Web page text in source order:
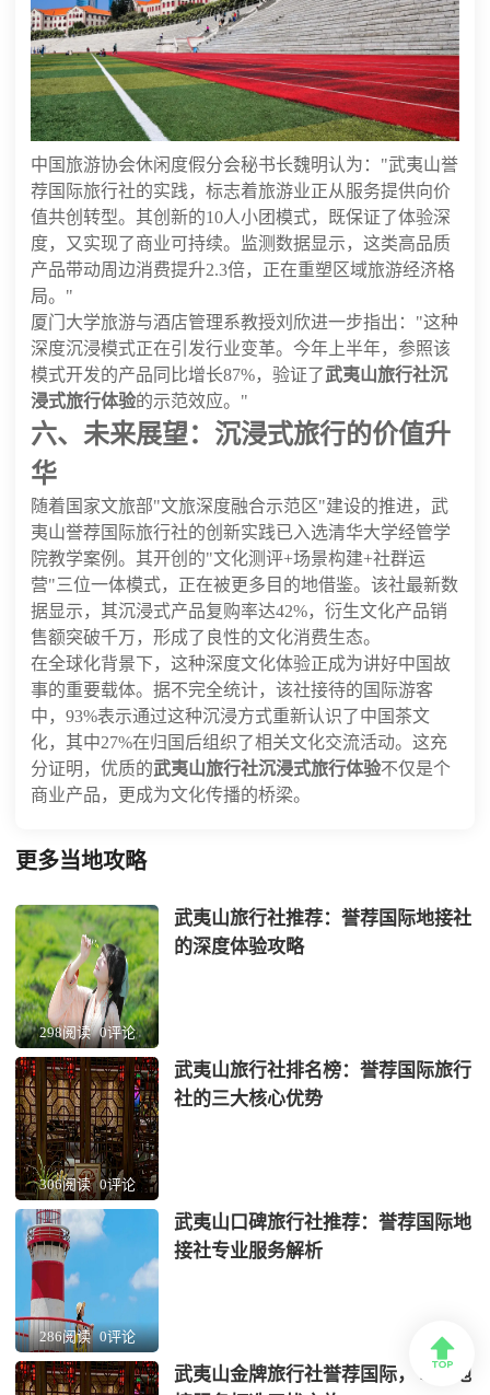
中国旅游协会休闲度假分会秘书长魏明认为："武夷山誉
荐国际旅行社的实践，标志着旅游业正从服务提供向价
值共创转型。其创新的10人小团模式，既保证了体验深
度，又实现了商业可持续。监测数据显示，这类高品质
产品带动周边消费提升2.3倍，正在重塑区域旅游经济格
局。"
厦门大学旅游与酒店管理系教授刘欣进一步指出："这种
深度沉浸模式正在引发行业变革。今年上半年，参照该
模式开发的产品同比增长87%，验证了武夷山旅行社沉
浸式旅行体验的示范效应。"
六、未来展望：沉浸式旅行的价值升
华
随着国家文旅部"文旅深度融合示范区"建设的推进，武
夷山誉荐国际旅行社的创新实践已入选清华大学经管学
院教学案例。其开创的"文化测评+场景构建+社群运
营"三位一体模式，正在被更多目的地借鉴。该社最新数
据显示，其沉浸式产品复购率达42%，衍生文化产品销
售额突破千万，形成了良性的文化消费生态。
在全球化背景下，这种深度文化体验正成为讲好中国故
事的重要载体。据不完全统计，该社接待的国际游客
中，93%表示通过这种沉浸方式重新认识了中国茶文
化，其中27%在归国后组织了相关文化交流活动。这充
分证明，优质的武夷山旅行社沉浸式旅行体验不仅是个
商业产品，更成为文化传播的桥梁。
更多当地攻略
298阅读 0评论
武夷山旅行社推荐：誉荐国际地接社
的深度体验攻略
306阅读 0评论
武夷山旅行社排名榜：誉荐国际旅行
社的三大核心优势
286阅读 0评论
武夷山口碑旅行社推荐：誉荐国际地
接社专业服务解析
武夷山金牌旅行社誉荐国际，专业地
